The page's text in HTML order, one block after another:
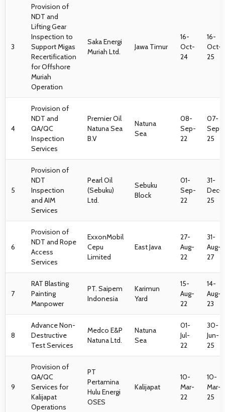
3
Provision of
NDT and
Lifting Gear
Inspection to
Support Migas
Recertification
for Offshore
Muriah
Operation
Saka Energi
Muriah Ltd.
Jawa Timur
16-
Oct-
24
16-
Oct-
25
4
Provision of
NDT and
QA/QC
Inspection
Services
Premier Oil
Natuna Sea
B.V
Natuna
Sea
08-
Sep-
22
07-
Sep-
25
5
Provision of
NDT
Inspection
and AIM
Services
Pearl Oil
(Sebuku)
Ltd.
Sebuku
Block
01-
Sep-
22
31-
Dec-
25
6
Provision of
NDT and Rope
Access
Services
ExxonMobil
Cepu
Limited
East Java
27-
Aug-
22
31-
Aug-
27
7
RAT Blasting
Painting
Manpower
PT. Saipem
Indonesia
Karimun
Yard
15-
Aug-
22
14-
Aug-
23
8
Advance Non-
Destructive
Test Services
Medco E&P
Natuna Ltd.
Natuna
Sea
01-
Jul-
22
30-
Jun-
25
9
Provision of
QA/QC
Services for
Kalijapat
Operations
PT
Pertamina
Hulu Energi
OSES
Kalijapat
10-
Mar-
22
10-
Mar-
25